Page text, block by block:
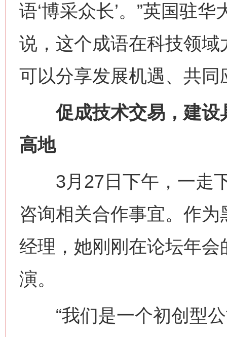
语‘博采众长’。”英国驻
说，这个成语在科技领域
可以分享发展机遇、共同
促成技术交易，建设
高地
3月27日下午，一走下
咨询相关合作事宜。作
经理，她刚刚在论坛年会
演。
“我们是一个初创型公